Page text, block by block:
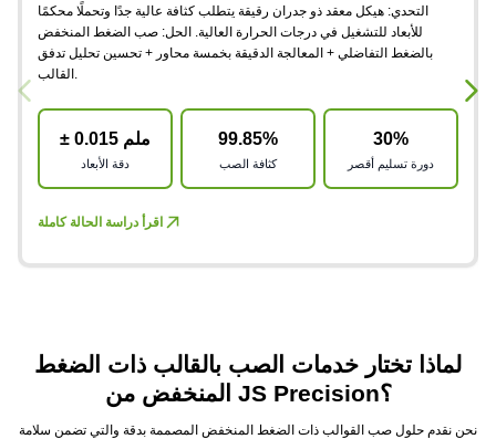
التحدي: هيكل معقد ذو جدران رقيقة يتطلب كثافة عالية جدًا وتحملًا محكمًا
للأبعاد للتشغيل في درجات الحرارة العالية. الحل: صب الضغط المنخفض
بالضغط التفاضلي + المعالجة الدقيقة بخمسة محاور + تحسين تحليل تدفق
± 0.015 ملم
دقة الأبعاد
99.85%
كثافة الصب
30%
دورة تسليم أقصر
اقرأ دراسة الحالة كاملة
لماذا تختار خدمات الصب بالقالب ذات الضغط
المنخفض من JS Precision؟
نحن نقدم حلول صب القوالب ذات الضغط المنخفض المصممة بدقة والتي تضمن سلامة